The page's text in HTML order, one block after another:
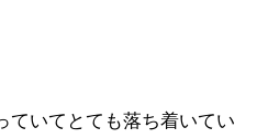
ていてとても落ち着いてい